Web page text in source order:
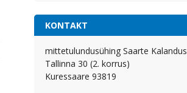
KONTAKT
mittetulundusühing Saarte Kalandus
Tallinna 30 (2. korrus)
Kuressaare 93819